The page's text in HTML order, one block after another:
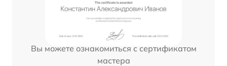
Вы можете ознакомиться с сертификатом
мастера